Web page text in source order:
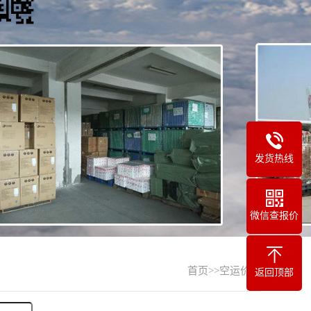
首页>>空运价格
发货热线
微信查报价
返回顶部